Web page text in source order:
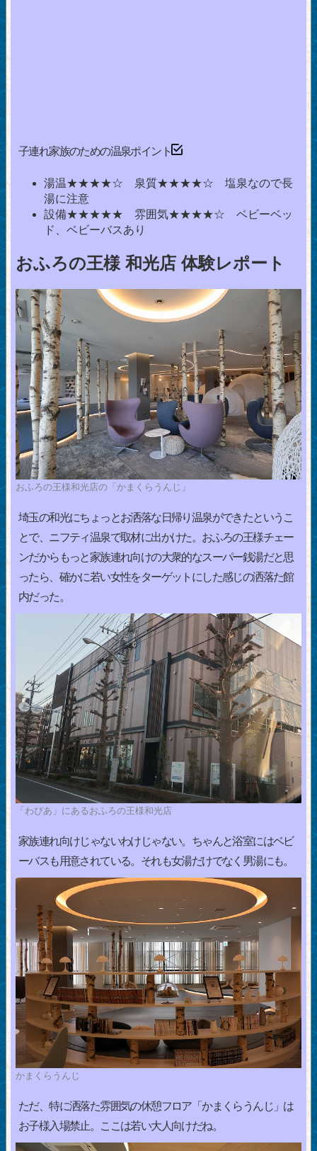
子連れ家族のための温泉ポイント
湯温★★★★☆ 泉質★★★★☆ 塩泉なので長
湯に注意
設備★★★★★ 雰囲気★★★★☆ ベビーベッ
ド、ベビーバスあり
おふろの王様 和光店 体験レポート
おふろの王様和光店の「かまくらうんじ」
埼玉の和光にちょっとお洒落な日帰り温泉ができたというこ
とで、ニフティ温泉で取材に出かけた。おふろの王様チェー
ンだからもっと家族連れ向けの大衆的なスーパー銭湯だと思
ったら、確かに若い女性をターゲットにした感じの洒落た館
内だった。
「わぴあ」にあるおふろの王様和光店
家族連れ向けじゃないわけじゃない。ちゃんと浴室にはベビ
ーバスも用意されている。それも女湯だけでなく男湯にも。
かまくらうんじ
ただ、特に洒落た雰囲気の休憩フロア「かまくらうんじ」は
お子様入場禁止。ここは若い大人向けだね。